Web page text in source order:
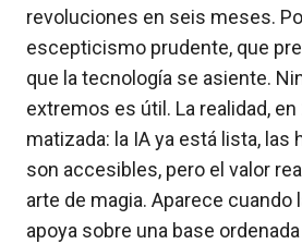
revoluciones en seis meses.
escepticismo prudente, que
que la tecnología se asiente.
extremos es útil. La realidad,
matizada: la IA ya está lista, las
son accesibles, pero el valor
arte de magia. Aparece cuando
apoya sobre una base